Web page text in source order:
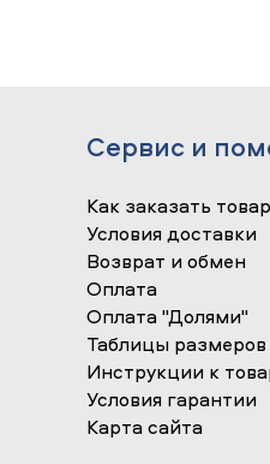
Сервис и
Как заказать товар
Условия доставки
Возврат и обмен
Оплата
Оплата "Долями"
Таблицы размеров
Инструкции к
Условия гарантии
Карта сайта